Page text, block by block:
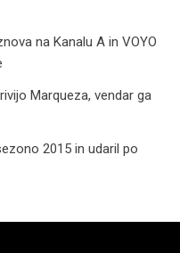
na Kanalu A in VOYO
Marqueza, vendar ga
2015 in udaril po